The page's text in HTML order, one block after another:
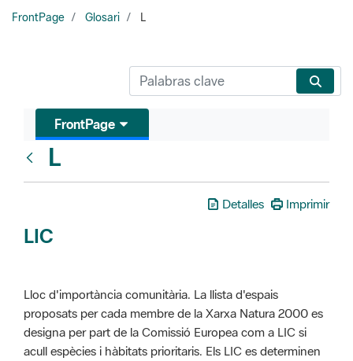
FrontPage Glosari L
FrontPage
L
Detalles Imprimir
LIC
Lloc d'importància comunitària. La llista d'espais
proposats per cada membre de la Xarxa Natura 2000 es
designa per part de la Comissió Europea com a LIC si
acull espècies i hàbitats prioritaris. Els LIC es determinen